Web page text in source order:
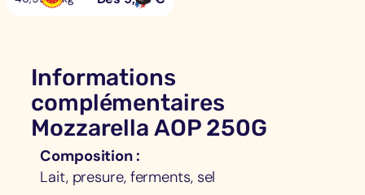
Informations
complémentaires
Mozzarella AOP 250G
Composition
Lait, presure, ferments, sel